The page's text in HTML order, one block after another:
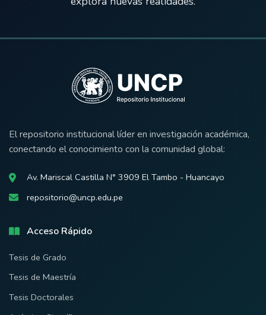
El repositorio institucional líder en investigación académica,
conectando el conocimiento con la comunidad global:
Av. Mariscal Castilla N° 3909 El Tambo - Huancayo
repositorio@uncp.edu.pe
Acceso Rápido
Tesis de Grado
Tesis de Maestría
Tesis Doctorales